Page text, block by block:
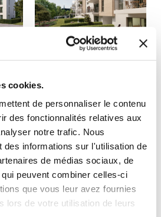
cookies.
de personnaliser le contenu
des fonctionnalités relatives aux
notre trafic. Nous
des informations sur l'utilisation de
de médias sociaux, de
peuvent combiner celles-ci
que vous leur avez fournies
lors de votre utilisation de leurs